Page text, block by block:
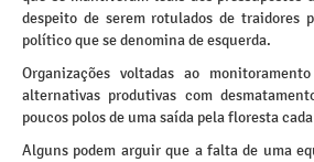
despeito de serem rotulados de traidores
político que se denomina de esquerda.
Organizações voltadas ao
alternativas produtivas com
poucos polos de uma saída pela floresta
Alguns podem arguir que a falta de uma